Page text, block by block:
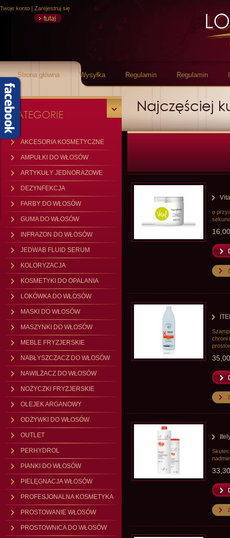
Twoje konto | Zarejestruj się
Strona główna Wysyłka Regulamin Regulamin
AKCESORIA KOSMETYCZNE
AMPUŁKI DO WŁOSÓW
ARTYKUŁY JEDNORAZOWE
DEZYNFEKCJA
FARBY DO WŁOSÓW
GUMA DO WŁOSÓW
INFRAZON DO WŁOSÓW
JEDWAB FLUID SERUM
KOLORYZACJA
KOSMETYKI DO OPALANIA
LOKÓWKA DO WŁOSÓW
MASKI DO WŁOSÓW
MASZYNKI DO WŁOSÓW
MEBLE FRYZJERSKIE
NABŁYSZCZACZ DO WŁOSÓW
NAWILŻACZ DO WŁOSÓW
NOŻYCZKI FRYZJERSKIE
OLEJEK ARGANOWY
ODŻYWKI DO WŁOSÓW
OUTLET
PERHYDROL
PIANKI DO WŁOSÓW
PIELĘGNACJA WŁOSÓW
PROFESJONALNA KOSMETYKA
PROSTOWANIE WŁOSÓW
PROSTOWNICA DO WŁOSÓW
Najczęściej
o
chroni